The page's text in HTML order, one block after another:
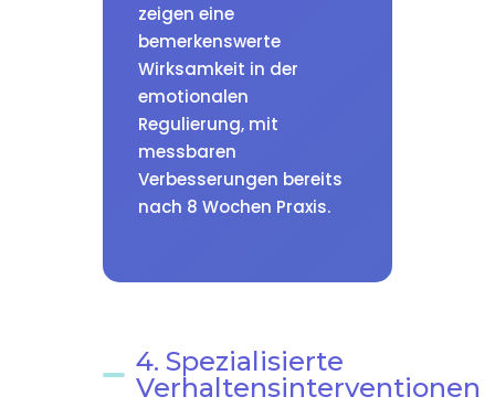
zeigen eine
bemerkenswerte
Wirksamkeit in der
emotionalen
Regulierung, mit
messbaren
Verbesserungen bereits
nach 8 Wochen Praxis.
4. Spezialisierte
Verhaltensinterventionen